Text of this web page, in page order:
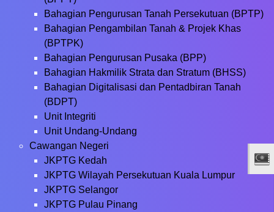
Bahagian Pengurusan Tanah Persekutuan (BPTP)
Bahagian Pengambilan Tanah & Projek Khas
(BPTPK)
Bahagian Pengurusan Pusaka (BPP)
Bahagian Hakmilik Strata dan Stratum (BHSS)
Bahagian Digitalisasi dan Pentadbiran Tanah
(BDPT)
Unit Integriti
Unit Undang-Undang
Cawangan Negeri
JKPTG Kedah
JKPTG Wilayah Persekutuan Kuala Lumpur
JKPTG Selangor
JKPTG Pulau Pinang